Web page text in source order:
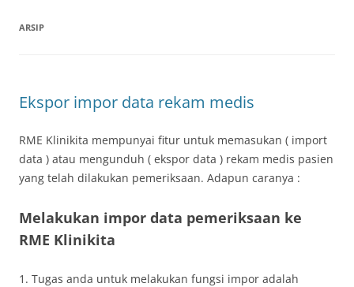
ARSIP
Ekspor impor data rekam medis
RME Klinikita mempunyai fitur untuk memasukan ( import
data ) atau mengunduh ( ekspor data ) rekam medis pasien
yang telah dilakukan pemeriksaan. Adapun caranya :
Melakukan impor data pemeriksaan ke
RME Klinikita
1. Tugas anda untuk melakukan fungsi impor adalah